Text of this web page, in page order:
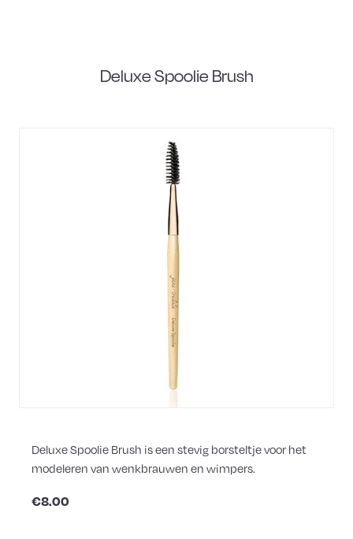
Deluxe Spoolie Brush
Deluxe Spoolie Brush is een stevig borsteltje voor het
modeleren van wenkbrauwen en wimpers.
€8.00